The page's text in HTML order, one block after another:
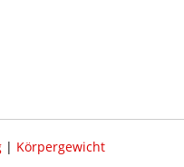
| Körpergewicht